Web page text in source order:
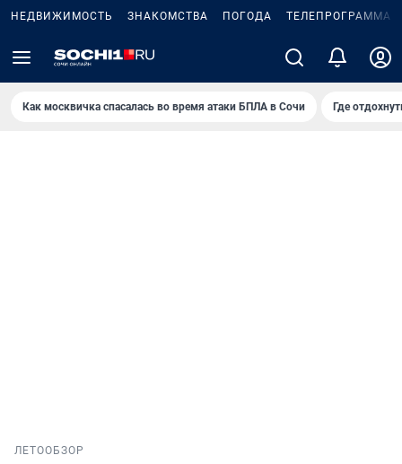
НЕДВИЖИМОСТЬ ЗНАКОМСТВА ПОГОДА ТЕЛЕПРОГРАММА
Как москвичка спасалась во время атаки БПЛА в Сочи Где
ЛЕТООБЗОР